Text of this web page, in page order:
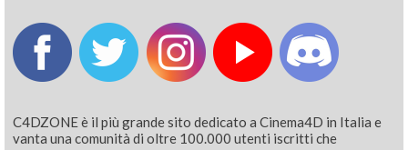
C4DZONE è il più grande sito dedicato a Cinema4D in Italia e
vanta una comunità di oltre 100.000 utenti iscritti che